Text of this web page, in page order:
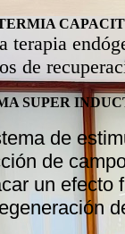
terapia
de
SUPER
de
de
un efecto